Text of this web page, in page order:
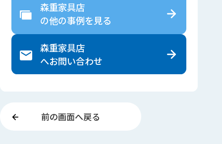
森重家具店
の他の事例を見る
森重家具店
へお問い合わせ
前の画面へ戻る